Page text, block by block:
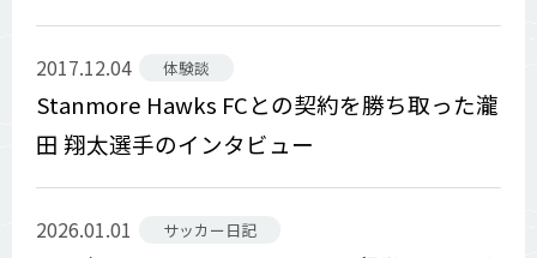
2017.12.04 体験談
Stanmore Hawks FCとの契約を勝ち取った瀧
田 翔太選手のインタビュー
2026.01.01 サッカー日記